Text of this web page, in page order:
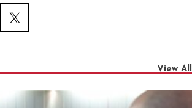
View All